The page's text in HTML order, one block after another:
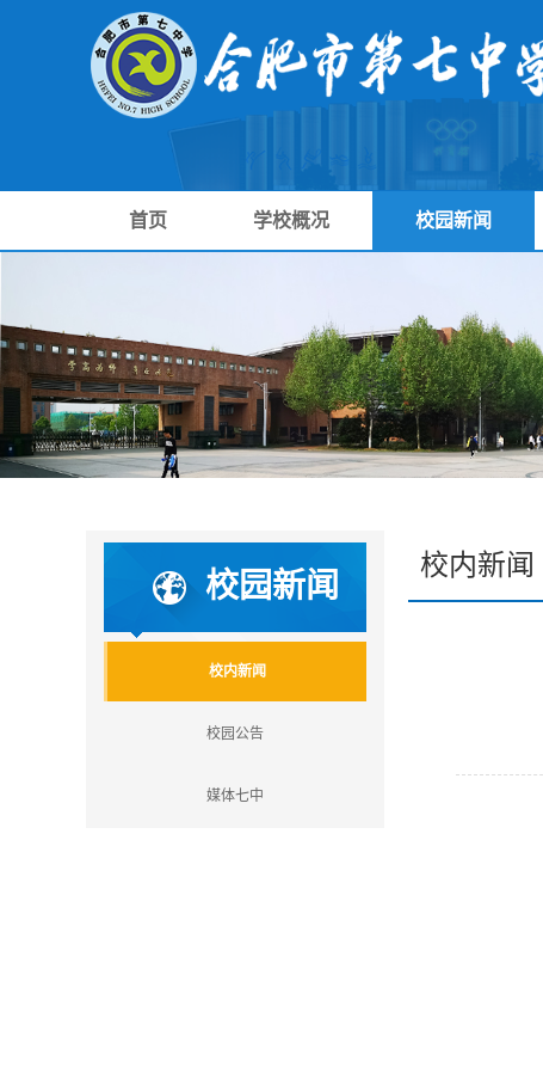
首页 学校概况 校园新闻
校园新闻
校内新闻
校园公告
媒体七中
校内新闻